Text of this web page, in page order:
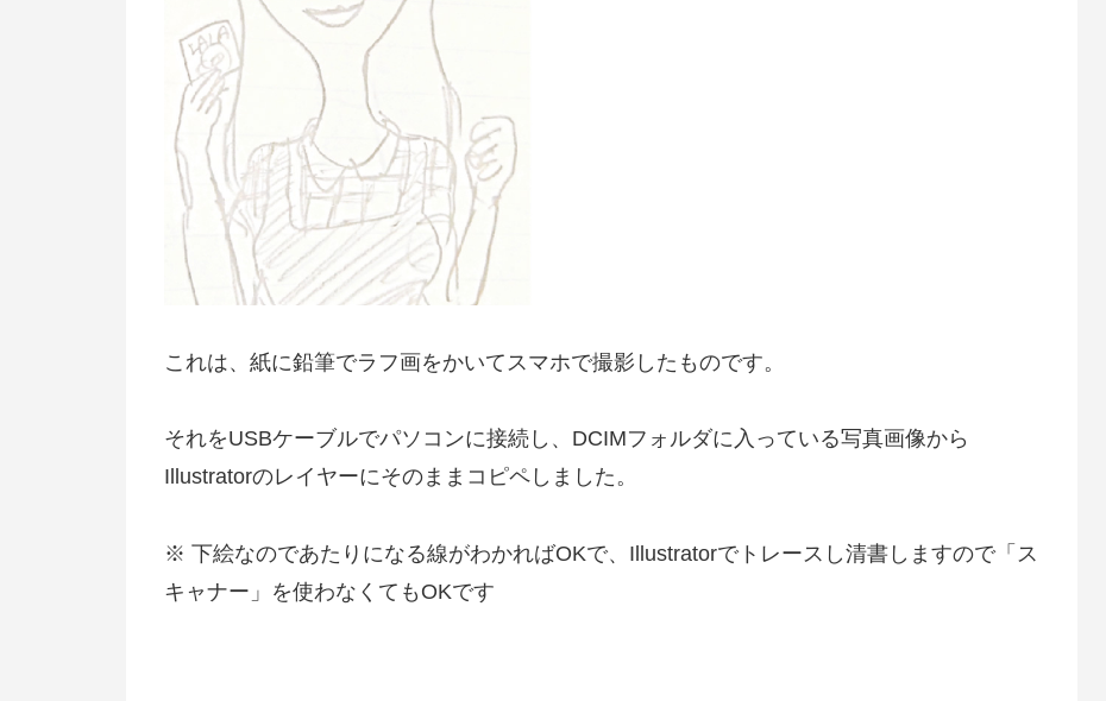
これは、紙に鉛筆でラフ画をかいてスマホで撮影したものです。
それをUSBケーブルでパソコンに接続し、DCIMフォルダに入っている写真画像から
Illustratorのレイヤーにそのままコピペしました。
※ 下絵なのであたりになる線がわかればOKで、Illustratorでトレースし清書しますので「ス
キャナー」を使わなくてもOKです